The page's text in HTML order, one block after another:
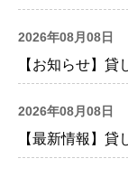
2026年08月08日
【お知らせ】貸
2026年08月08日
【最新情報】貸